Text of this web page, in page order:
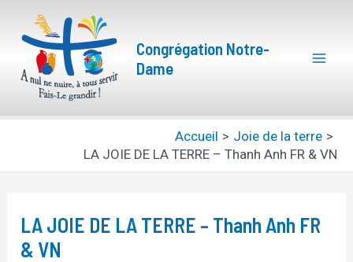
contenu
Congrégation Notre-
Dame
Accueil
Joie de la terre
LA JOIE DE LA TERRE – Thanh Anh FR & VN
LA JOIE DE LA TERRE – Thanh Anh FR
& VN
Navigation
des
articles